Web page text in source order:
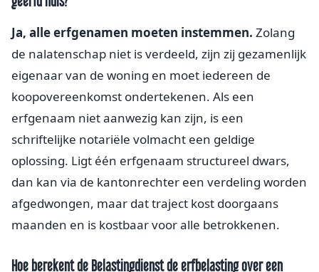
Ja, alle erfgenamen moeten instemmen. Zolang
de nalatenschap niet is verdeeld, zijn zij gezamenlijk
eigenaar van de woning en moet iedereen de
koopovereenkomst ondertekenen. Als een
erfgenaam niet aanwezig kan zijn, is een
schriftelijke notariële volmacht een geldige
oplossing. Ligt één erfgenaam structureel dwars,
dan kan via de kantonrechter een verdeling worden
afgedwongen, maar dat traject kost doorgaans
maanden en is kostbaar voor alle betrokkenen.
Hoe berekent de Belastingdienst de erfbelasting over een